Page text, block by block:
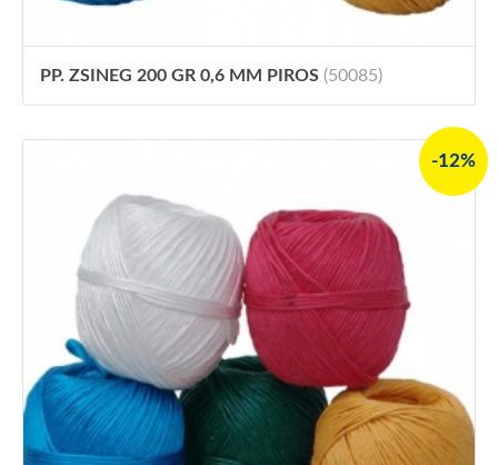
PP. ZSINEG 200 GR 0,6 MM PIROS (50085)
-12%